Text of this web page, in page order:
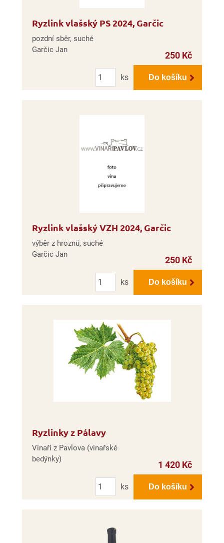
Ryzlink vlašský PS 2024, Garčic
pozdní sběr, suché
Garčic Jan
250 Kč
Počet
ks
Do košíku
Ryzlink vlašský VZH 2024, Garčic
výběr z hroznů, suché
Garčic Jan
250 Kč
Počet
ks
Do košíku
Ryzlinky z Pálavy
Vinaři z Pavlova (vinařské
bedýnky)
1 420 Kč
Počet
ks
Do košíku